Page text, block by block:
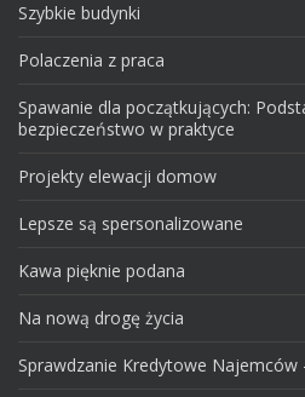
Szybkie budynki
Polaczenia z praca
Spawanie dla początkujących:
bezpieczeństwo w praktyce
Projekty elewacji domow
Lepsze są spersonalizowane
Kawa pięknie podana
Na nową drogę życia
Sprawdzanie Kredytowe Najemców